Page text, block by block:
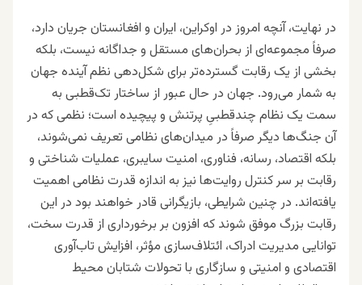
در نهایت، آنچه امروز در اوکراین، ایران و افغانستان جریان دارد،
صرفاً مجموعه‌ای از بحران‌های مستقل و جداگانه نیست، بلکه
بخشی از یک رقابت گسترده‌تر برای شکل‌دهی نظم آینده جهان
به شمار می‌رود. جهان در حال عبور از ساختار تک‌قطبی به
سمت یک نظام چندقطبیِ پرتنش و پیچیده است؛ نظمی که در
آن جنگ‌ها دیگر صرفاً در میدان‌های نظامی تعریف نمی‌شوند،
بلکه اقتصاد، رسانه، فناوری، امنیت سایبری، عملیات شناختی و
رقابت بر سر کنترل روایت‌ها نیز به اندازه قدرت نظامی اهمیت
یافته‌اند. در چنین شرایطی، بازیگرانی قادر خواهند بود در این
رقابت بزرگ موفق شوند که افزون بر برخورداری از قدرت سخت،
توانایی مدیریت ادراک، ائتلاف‌سازی مؤثر، افزایش تاب‌آوری
اقتصادی و امنیتی و سازگاری با تحولات شتابان محیط